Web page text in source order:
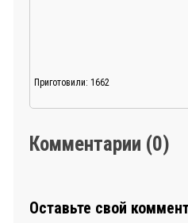
Приготовили: 1662
Комментарии (0)
Оставьте свой